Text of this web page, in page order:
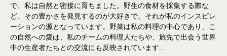
で、私は自然と密接に育ちました。野生の食材を採集する際な
ど、その豊かさを発見するのが大好きで、それが私のインスピレ
ーションの源となっています。野菜は私の料理の中心であり、こ
の自然への愛は、私のチームの料理人たちや、旅先で出会う世界
中の生産者たちとの交流にも反映されています...